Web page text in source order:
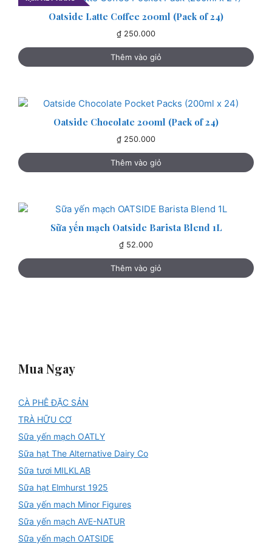
Oatside Latte Coffee 200ml (Pack of 24)
₫ 250.000
Thêm vào giỏ
Oatside Chocolate 200ml (Pack of 24)
₫ 250.000
Thêm vào giỏ
Sữa yến mạch Oatside Barista Blend 1L
₫ 52.000
Thêm vào giỏ
Mua Ngay
CÀ PHÊ ĐẶC SẢN
TRÀ HỮU CƠ
Sữa yến mạch OATLY
Sữa hạt The Alternative Dairy Co
Sữa tươi MILKLAB
Sữa hạt Elmhurst 1925
Sữa yến mạch Minor Figures
Sữa yến mạch AVE-NATUR
Sữa yến mạch OATSIDE